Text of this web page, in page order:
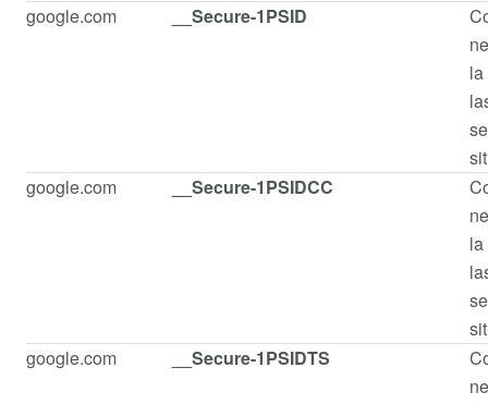
google.com
__Secure-1PSID
google.com
__Secure-1PSIDCC
google.com
__Secure-1PSIDTS